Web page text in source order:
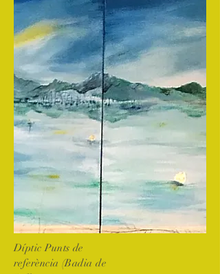
Díptic Punts de
referència (Badia de